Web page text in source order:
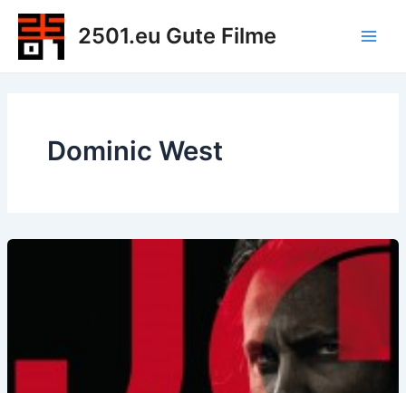
Zum
Inhalt
springen
2501.eu Gute Filme
Dominic West